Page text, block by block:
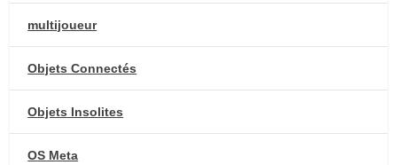
multijoueur
Objets Connectés
Objets Insolites
OS Meta